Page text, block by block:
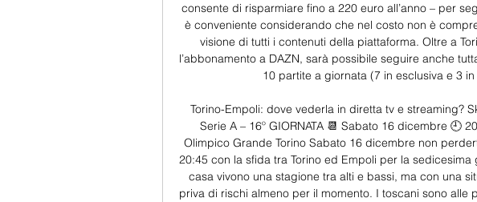
consente di risparmiare fino a 220 euro all’anno – per
è conveniente considerando che nel costo non è
visione di tutti i contenuti della piattaforma. Oltre a
l’abbonamento a DAZN, sarà possibile seguire anche
10 partite a giornata (7 in esclusiva e 3
Torino-Empoli: dove vederla in diretta tv e streaming?
Serie A – 16º GIORNATA 📆 Sabato 16 dicembre 🕘
Olimpico Grande Torino Sabato 16 dicembre non
20:45 con la sfida tra Torino ed Empoli per la
casa vivono una stagione tra alti e bassi, ma con una
priva di rischi almeno per il momento. I toscani sono alle